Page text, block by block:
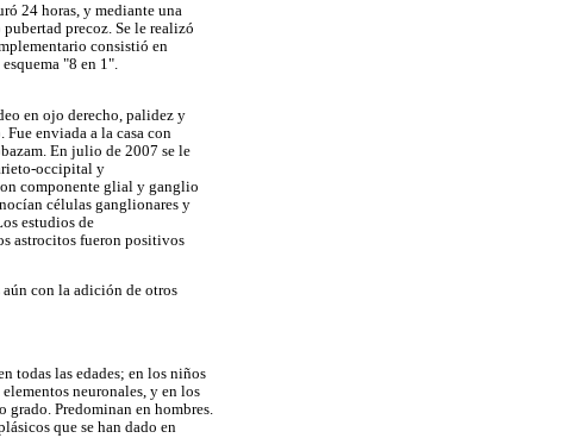
24 horas, y mediante una
precoz. Se le realizó
consistió en
"8 en 1".
en ojo derecho, palidez y
enviada a la casa con
En julio de 2007 se le
occipital y
componente glial y ganglio
células ganglionares y
estudios de
astrocitos fueron positivos
con la adición de otros
todas las edades; en los niños
neuronales, y en los
grado. Predominan en hombres.
que se han dado en